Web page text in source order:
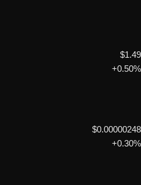
$1.49
+0.50%
$0.00000248
+0.30%